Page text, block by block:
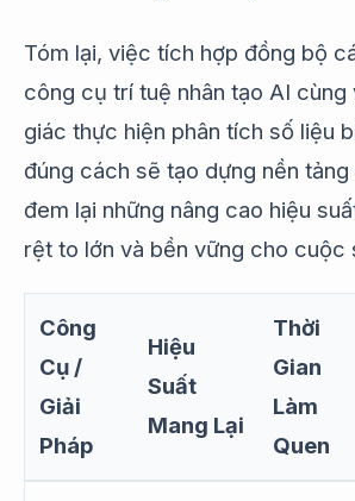
Tóm lại, việc tích hợp đồng bộ
công cụ trí tuệ nhân tạo AI
giác thực hiện phân tích số liệu
đúng cách sẽ tạo dựng nền
đem lại những nâng cao hiệu
rệt to lớn và bền vững cho cuộc
Công
Cụ /
Giải
Pháp
Hiệu
Suất
Mang Lại
Thời
Gian
Làm
Quen